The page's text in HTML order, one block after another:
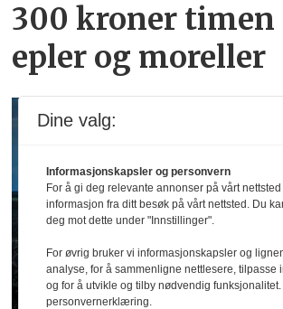
300 kroner timen
epler og moreller
Dine valg:
Informasjonskapsler og personvern
For å gi deg relevante annonser på vårt
informasjon fra ditt besøk på vårt nettsted. Du
deg mot dette under "Innstillinger".
For øvrig bruker vi informasjonskapsler og
analyse, for å sammenligne nettlesere, tilpasse
og for å utvikle og tilby nødvendig
personvernerklæring.